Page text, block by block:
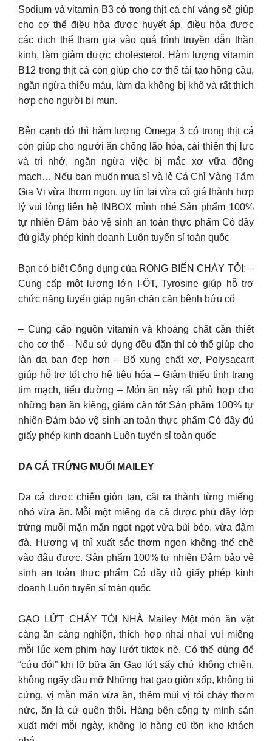
Sodium và vitamin B3 có trong thịt cá chỉ vàng sẽ giúp
cho cơ thể điều hòa được huyết áp, điều hòa được
các dịch thể tham gia vào quá trình truyền dẫn thần
kinh, làm giảm được cholesterol. Hàm lượng vitamin
B12 trong thịt cá còn giúp cho cơ thể tái tạo hồng cầu,
ngăn ngừa thiếu máu, làm da không bị khô và rất thích
hợp cho người bị mụn.
Bên cạnh đó thì hàm lượng Omega 3 có trong thịt cá
còn giúp cho người ăn chống lão hóa, cải thiện thị lực
và trí nhớ, ngăn ngừa việc bị mắc xơ vữa động
mạch… Nếu bạn muốn mua sỉ và lẻ Cá Chỉ Vàng Tẩm
Gia Vị vừa thơm ngon, uy tín lại vừa có giá thành hợp
lý vui lòng liên hệ INBOX mình nhé Sản phẩm 100%
tự nhiên Đảm bảo vệ sinh an toàn thực phẩm Có đầy
đủ giấy phép kinh doanh Luôn tuyển sỉ toàn quốc
Bạn có biết Công dụng của RONG BIỂN CHÁY TỎI: –
Cung cấp một lượng lớn I-ỐT, Tyrosine giúp hỗ trợ
chức năng tuyến giáp ngăn chặn căn bệnh bứu cổ
– Cung cấp nguồn vitamin và khoáng chất cần thiết
cho cơ thể – Nếu sử dụng đều đặn thì có thể giúp cho
làn da bạn đẹp hơn – Bổ xung chất xơ, Polysacarit
giúp hỗ trợ tốt cho hệ tiêu hóa – Giảm thiểu tình trạng
tim mạch, tiểu đường – Món ăn này rất phù hợp cho
những bạn ăn kiêng, giảm cân tốt Sản phẩm 100% tự
nhiên Đảm bảo vệ sinh an toàn thực phẩm Có đầy đủ
giấy phép kinh doanh Luôn tuyển sỉ toàn quốc
DA CÁ TRỨNG MUỐI MAILEY
Da cá được chiên giòn tan, cắt ra thành từng miếng
nhỏ vừa ăn. Mỗi một miếng da cá được phủ đầy lớp
trứng muối mặn mặn ngọt ngọt vừa bùi béo, vừa đậm
đà. Hương vị thì xuất sắc thơm ngon không thể chê
vào đâu được. Sản phẩm 100% tự nhiên Đảm bảo vệ
sinh an toàn thực phẩm Có đầy đủ giấy phép kinh
doanh Luôn tuyển sỉ toàn quốc
GẠO LỨT CHÁY TỎI NHÀ Mailey Một món ăn vặt
càng ăn càng nghiện, thích hợp nhai nhai vui miệng
mỗi lúc xem phim hay lướt tiktok nè. Có thể dùng để
“cứu đói” khi lỡ bữa ăn Gạo lứt sấy chứ không chiên,
không ngấy dầu mỡ Những hạt gạo giòn xốp, không bị
cứng, vị mằn mặn vừa ăn, thêm mùi vị tỏi cháy thơm
nức, ăn là cứ quên thôi. Hàng bên công ty mình sản
xuất mới mỗi ngày, không lo hàng cũ tồn kho khách